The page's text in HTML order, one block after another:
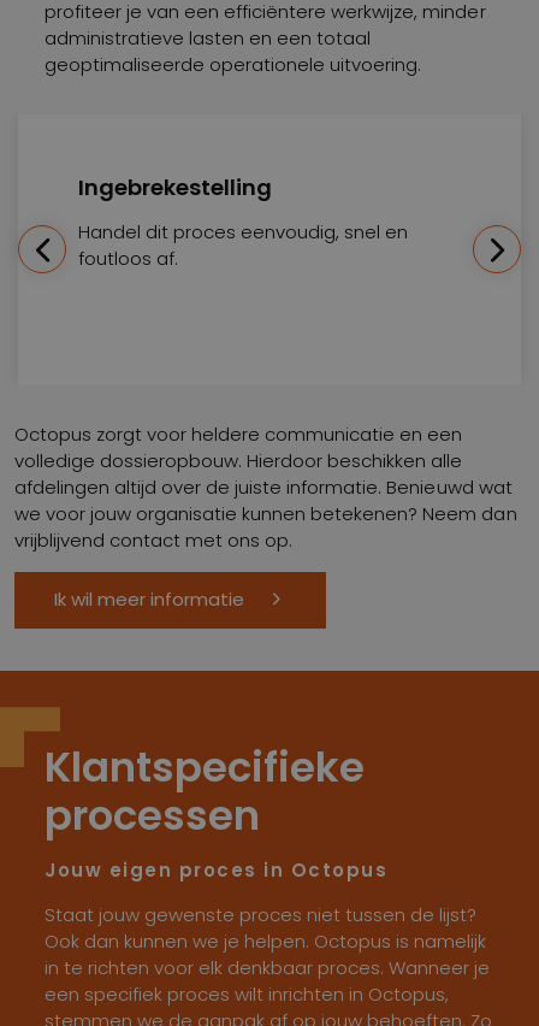
profiteer je van een efficiëntere werkwijze, minder
administratieve lasten en een totaal
geoptimaliseerde operationele uitvoering.
Ingebrekestelling
Handel dit proces eenvoudig, snel en
foutloos af.
Octopus zorgt voor heldere communicatie en een
volledige dossieropbouw. Hierdoor beschikken alle
afdelingen altijd over de juiste informatie. Benieuwd wat
we voor jouw organisatie kunnen betekenen? Neem dan
vrijblijvend contact met ons op.
Ik wil meer informatie
Klantspecifieke
processen
Jouw eigen proces in Octopus
Staat jouw gewenste proces niet tussen de lijst?
Ook dan kunnen we je helpen. Octopus is namelijk
in te richten voor elk denkbaar proces. Wanneer je
een specifiek proces wilt inrichten in Octopus,
stemmen we de aanpak af op jouw behoeften. Zo